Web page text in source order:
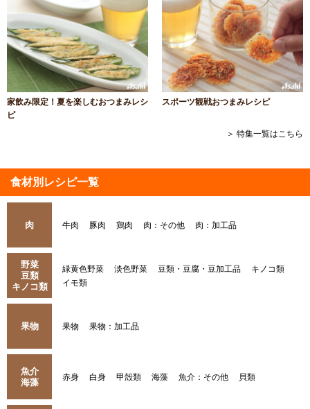
家飲み限定！夏を楽しむおつまみレシ
ピ
スポーツ観戦おつまみレシピ
＞ 特集一覧はこちら
食材別レシピ一覧
肉 牛肉 豚肉 鶏肉 肉：その他 肉：加工品
野菜
豆類
キノコ類
緑黄色野菜 淡色野菜 豆類・豆腐・豆加工品
キノコ類
イモ類
果物 果物 果物：加工品
魚介
海藻
赤身 白身 甲殻類 海藻 魚介：その他 貝類